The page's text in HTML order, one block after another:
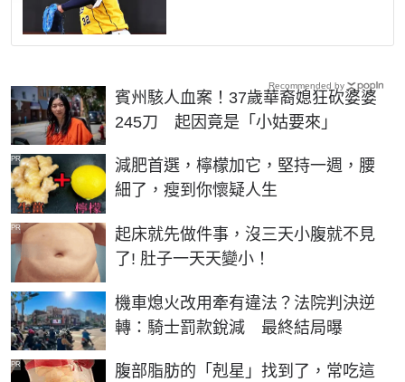
賓州駭人血案！37歲華裔媳狂砍婆婆
245刀 起因竟是「小姑要來」
減肥首選，檸檬加它，堅持一週，腰
細了，瘦到你懷疑人生
PR
起床就先做件事，沒三天小腹就不見
了! 肚子一天天變小！
PR
機車熄火改用牽有違法？法院判決逆
轉：騎士罰款銳減 最終結局曝
腹部脂肪的「剋星」找到了，常吃這
PR
Recommended by